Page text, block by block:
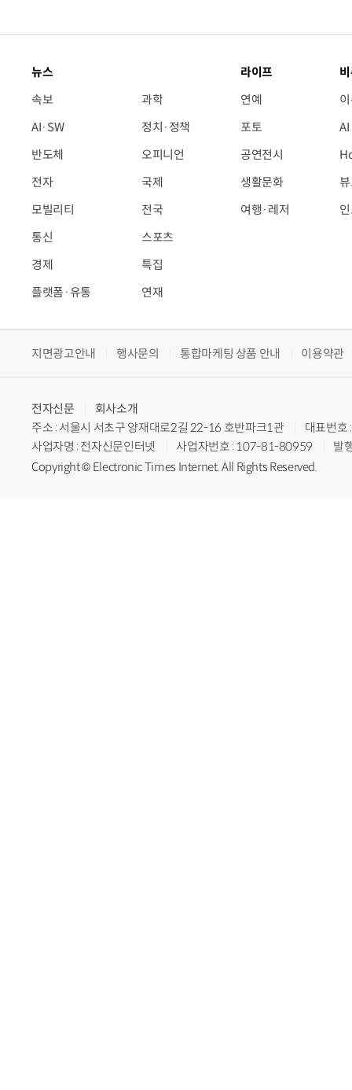
뉴스
속보
AI·SW
반도체
전자
모빌리티
통신
경제
플랫폼·유통
과학
정치·정책
오피니언
국제
전국
스포츠
특집
연재
라이프
연예
포토
공연전시
생활문화
여행·레저
지면광고안내 행사문의 통합마케팅 상품 안내 이용약관
전자신문
회사소개
주소 : 서울시 서초구 양재대로2길 22-16 호반파크1관
대표번
사업자명 : 전자신문인터넷
사업자번호 : 107-81-80959
발
Copyright © Electronic Times Internet. All Rights Reserved.